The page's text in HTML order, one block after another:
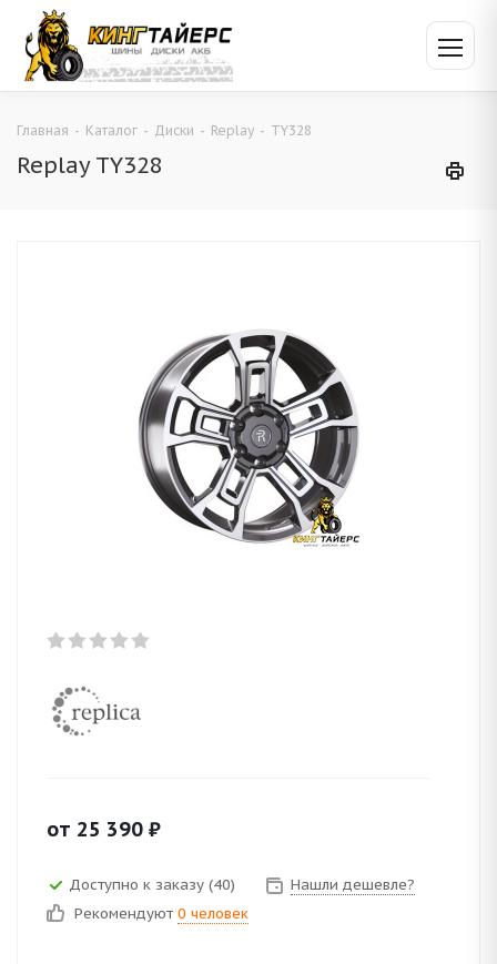
Главная - Каталог - Диски - Replay - TY328
Replay TY328
от 25 390 ₽
Доступно к заказу (40)
Нашли дешевле?
Рекомендуют 0 человек